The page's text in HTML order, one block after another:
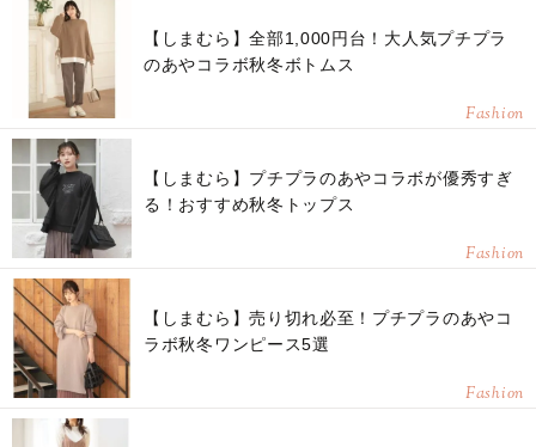
【しまむら】全部1,000円台！大人気プチプラ
のあやコラボ秋冬ボトムス
Fashion
【しまむら】プチプラのあやコラボが優秀すぎ
る！おすすめ秋冬トップス
Fashion
【しまむら】売り切れ必至！プチプラのあやコ
ラボ秋冬ワンピース5選
Fashion